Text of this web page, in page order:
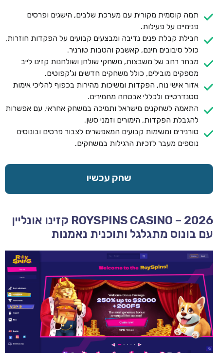
תמה קוסמית מקורית עם מערכת שלבים, הישגים ופרסים
פנימיים על פעילות.
חבילת קבלת פנים נדיבה ומבצעים קבועים על הפקדות חוזרות,
כולל סיבובים חינם, קאשבק והטבות טורניר.
מבחר רחב של משבצות, משחקי שולחן ושולחנות קזינו לייב
מספקים מובילים, כולל משחקים חדשים וג'קפוטים.
אזור אישי נוח, הפקדות ומשיכות מהירות בכפוף להליכי אימות
סטנדרטיים ולכללי אבטחה מחמירים.
התאמה לשחקנים מישראל ותמיכה במשחק אחראי, עם אפשרות
להגבלת הפקדות, הימורים וזמני סשן.
טורנירים ומשימות קבועים המאפשרים לצבור פרסים ובונוסים
נוספים מעבר לזכיות הרגילות במשחקים.
שחק עכשיו
ROYSPINS CASINO – 2026 קזינו אונליין
עם בונוס מתגלגל ותוכנית נאמנות